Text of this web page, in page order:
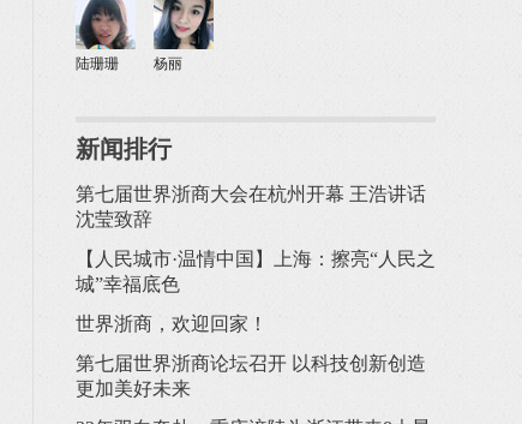
陆珊珊 杨丽
新闻排行
第七届世界浙商大会在杭州开幕 王浩讲话
沈莹致辞
【人民城市·温情中国】上海：擦亮“人民之
城”幸福底色
世界浙商，欢迎回家！
第七届世界浙商论坛召开 以科技创新创造
更加美好未来